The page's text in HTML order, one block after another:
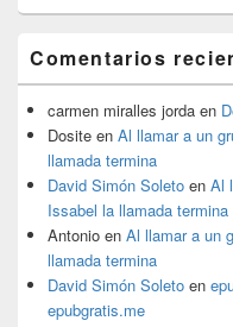
Comentarios
carmen miralles jorda en
Dosite en Al llamar a un
llamada termina
David Simón Soleto en Al
Issabel la llamada termina
Antonio en Al llamar a un
llamada termina
David Simón Soleto en
epubgratis.me